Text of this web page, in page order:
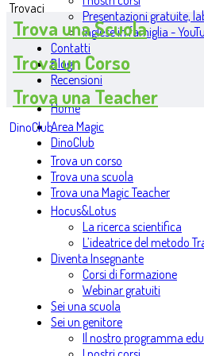
Presentazioni gratuite,
Inglese in famiglia -
Contatti
Blog
Recensioni
Home
Area Magic
DinoClub
Trova un corso
Trova una scuola
Trova una Magic Teacher
Hocus&Lotus
La ricerca scientifica
L’ideatrice del metodo
Diventa Insegnante
Corsi di Formazione
Webinar gratuiti
Sei una scuola
Sei un genitore
Il nostro programma
Trovaci
Trova una Scuola
Trova un Corso
Trova una Teacher
DinoClub